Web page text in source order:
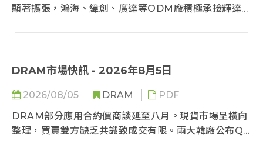
顯著擴張，鴻海、緯創、廣達等ODM廠積極承接輝達與
DRAM市場快訊 - 2026年8月5日
2026/08/05 DRAM
PDF
DRAM部分應用合約價商談延至八月。現貨市場呈橫向
整理，買賣雙方缺乏共識致成交有限。兩大韓廠公布Q2